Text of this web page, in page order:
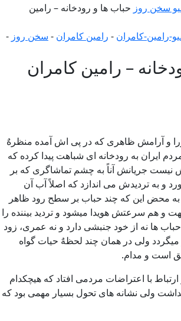
سخن روز حباب ها و رودخانه – رامین
رامین-کامران - رامین کامران - سخن روز -
– رامین كامران
و آرامش ظاهری كه در پی اش آمده منظرهٌ
ایران به رودخانه ای شباهت پیدا كرده كه
جریانش آناً به چشم تماشاگری كه بر
و به تردیدش می اندازد که اصلاً آب آن
به محض این كه چند حباب بر سطح رود ظاهر
هم سرعتش هویدا میشود و تردید بیننده را
ها نه از خود جنبشی دارد و نه عمری، زود
ولی در همان چند لحظهٌ حیات گواه
است و مدام.
با اعتراضات مردمی افتاد كه هیچكدام
ولی نشانه های تحول بسیار مهمی بود كه